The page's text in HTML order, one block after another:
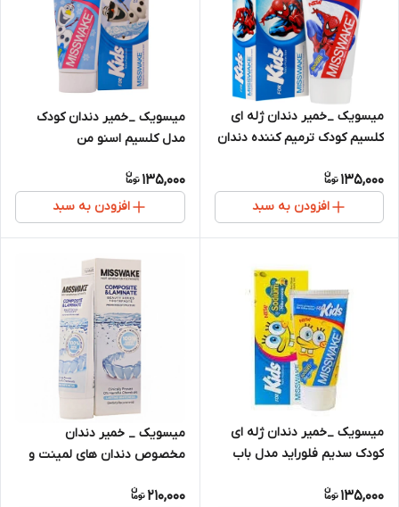
میسویک _خمیر دندان ژله ای
کلسیم کودک ترمیم کننده دندان
135,000
افزودن به سبد
میسویک _خمیر دندان کودک
مدل کلسیم اسنو من
135,000
افزودن به سبد
میسویک _خمیر دندان ژله ای
کودک سدیم فلوراید مدل باب
135,000
میسویک _ خمیر دندان
مخصوص دندان های لمینت و
210,000